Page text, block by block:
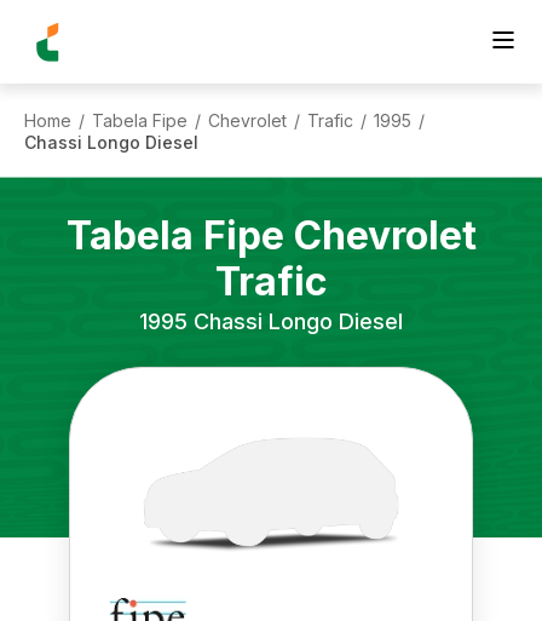
Home / Tabela Fipe / Chevrolet / Trafic / 1995 /
Chassi Longo Diesel
Tabela Fipe Chevrolet
Trafic
1995 Chassi Longo Diesel